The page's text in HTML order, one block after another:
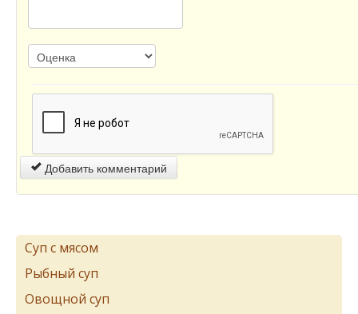
Добавить комментарий
Суп с мясом
Рыбный суп
Овощной суп